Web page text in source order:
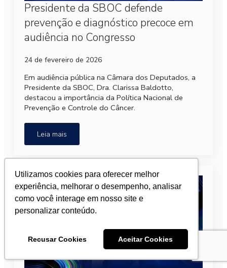
Utilizamos cookies para oferecer melhor
experiência, melhorar o desempenho, analisar
como você interage em nosso site e
personalizar conteúdo.
Recusar Cookies Aceitar Cookies
Presidente da SBOC defende
prevenção e diagnóstico precoce em
audiência no Congresso
24 de fevereiro de 2026
Em audiência pública na Câmara dos Deputados, a
Presidente da SBOC, Dra. Clarissa Baldotto,
destacou a importância da Política Nacional de
Prevenção e Controle do Câncer.
Leia mais